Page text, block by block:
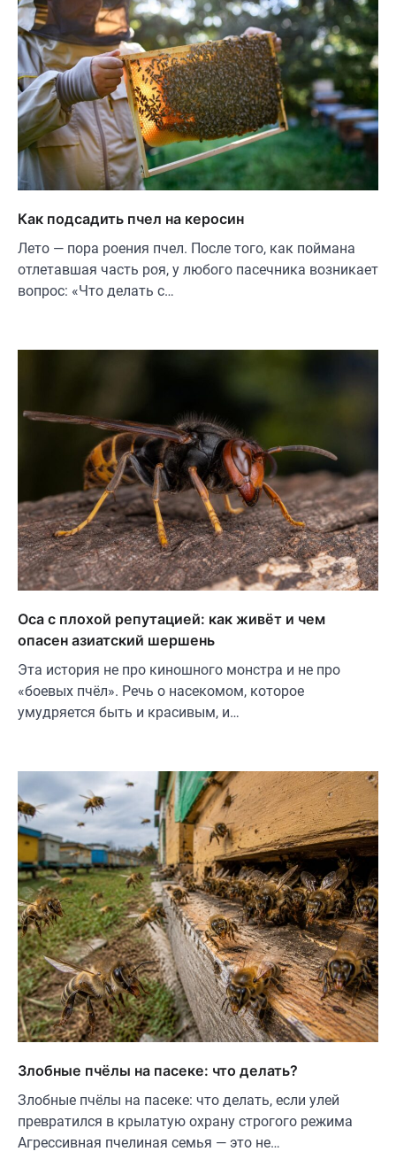
Как подсадить пчел на керосин
Лето — пора роения пчел. После того, как поймана
отлетавшая часть роя, у любого пасечника возникает
вопрос: «Что делать с…
Оса с плохой репутацией: как живёт и чем
опасен азиатский шершень
Эта история не про киношного монстра и не про
«боевых пчёл». Речь о насекомом, которое
умудряется быть и красивым, и…
Злобные пчёлы на пасеке: что делать?
Злобные пчёлы на пасеке: что делать, если улей
превратился в крылатую охрану строгого режима
Агрессивная пчелиная семья — это не…